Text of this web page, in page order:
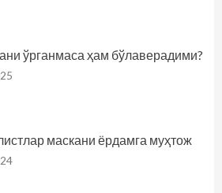
ўрганмаса ҳам бўлаверадими?
маскани ёрдамга муҳтож